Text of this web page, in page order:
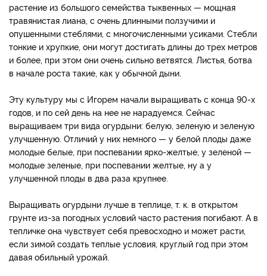
растение из боль­шого семейства тыквенных — мощная
травянистая лиана, с очень длинными ползучими и
опушенными стеблями, с многочисленными усиками. Стебли
тонкие и хрупкие, они могут достигать длины до трех метров
и более, при этом они очень сильно ветвятся. Листья, ботва
в начале роста такие, как у обычной дыни.
Эту культуру мы с Игорем начали выращивать с конца 90-х
годов, и по сей день на нее не нарадуемся. Сейчас
выращиваем три вида огурдыни: белую, зеленую и зеле­ную
улучшенную. Отличий у них немного — у белой плоды даже
молодые белые, при по­спевании ярко-желтые, у зе­леной —
молодые зеленые, при поспевании желтые, ну а у
улучшенной плоды в два раза крупнее.
Выращивать огурдыни лучше в теплице, т. к. в от­крытом
грунте из-за погодных условий часто растения погибают. А в
тепличке она чувству­ет себя превосходно и может расти,
если зимой создать теплые условия, круглый год при этом
давая обильный урожай.